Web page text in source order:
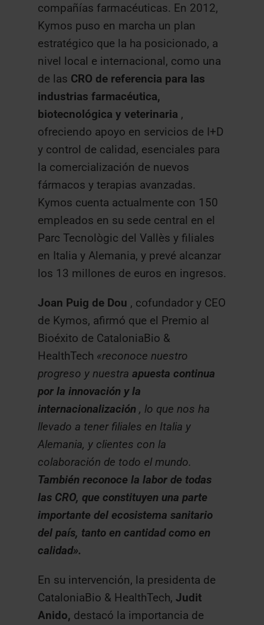
compañías farmacéuticas. En 2012,
Kymos puso en marcha un plan
estratégico que la ha posicionado, a
nivel local e internacional, como una
de las CRO de referencia para las
industrias farmacéutica,
biotecnológica y veterinaria ,
ofreciendo apoyo en servicios de I+D
y control de calidad, esenciales para
la comercialización de nuevos
fármacos y terapias avanzadas.
Kymos cuenta actualmente con 150
empleados en su sede central en el
Parc Tecnològic del Vallès y filiales
en Italia y Alemania, y prevé alcanzar
los 13 millones de euros en ingresos.
Joan Puig de Dou , cofundador y CEO
de Kymos, afirmó que el Premio al
Bioéxito de CataloniaBio &
HealthTech «reconoce nuestro
progreso y nuestra apuesta continua
por la innovación y la
internacionalización , lo que nos ha
llevado a tener filiales en Italia y
Alemania, y clientes con la
colaboración de todo el mundo.
También reconoce la labor de todas
las CRO, que constituyen una parte
importante del ecosistema sanitario
del país, tanto en cantidad como en
calidad».
En su intervención, la presidenta de
CataloniaBio & HealthTech, Judit
Anido, destacó la importancia de